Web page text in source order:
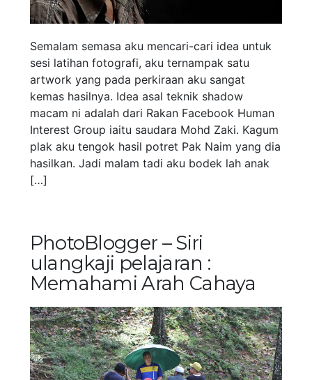
Semalam semasa aku mencari-cari idea untuk
sesi latihan fotografi, aku ternampak satu
artwork yang pada perkiraan aku sangat
kemas hasilnya. Idea asal teknik shadow
macam ni adalah dari Rakan Facebook Human
Interest Group iaitu saudara Mohd Zaki. Kagum
plak aku tengok hasil potret Pak Naim yang dia
hasilkan. Jadi malam tadi aku bodek lah anak
[…]
PhotoBlogger – Siri
ulangkaji pelajaran :
Memahami Arah Cahaya